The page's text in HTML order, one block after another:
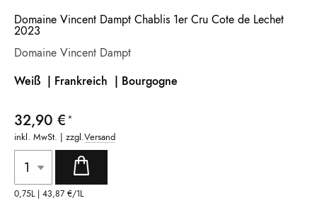
Domaine Vincent Dampt Chablis 1er Cru Cote de Lechet
2023
Domaine Vincent Dampt
Weiß | Frankreich | Bourgogne
32,90 €
inkl. MwSt. | zzgl.Versand
0,75L | 43,87 €/1L